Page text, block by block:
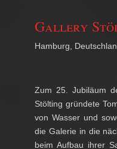
Gallery
Hamburg,
Zum 25. Jubiläum
Stölting gründete
von Wasser und
die Galerie in die
beim Aufbau ihrer